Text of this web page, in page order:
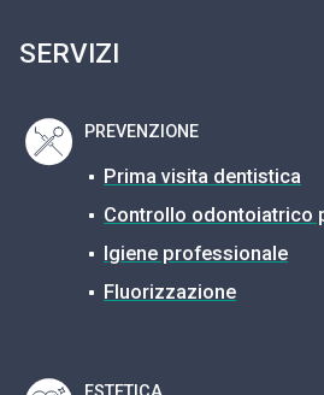
SERVIZI
PREVENZIONE
Prima visita dentistica
Controllo odontoiatrico
Igiene professionale
Fluorizzazione